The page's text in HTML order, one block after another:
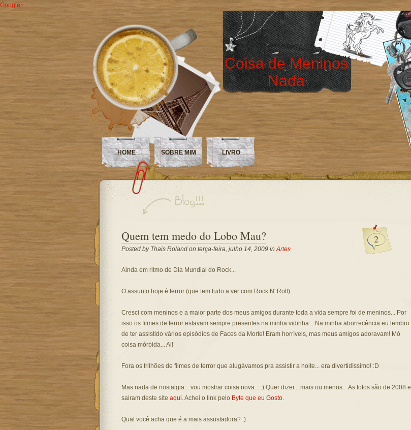
Google+
Coisa de Meninos
Nada
HOME SOBRE MIM LIVRO
2
Quem tem medo do Lobo Mau?
Posted by Thais Rolandon terça-feira, julho 14, 2009 inArtes
Ainda em ritmo de Dia Mundial do Rock...
O assunto hoje é terror (que tem tudo a ver com Rock N' Roll)...
Cresci com meninos e a maior parte dos meus amigos durante toda a vida sempre foi de meninos... Por
isso os filmes de terror estavam sempre presentes na minha vidinha... Na minha aborrecência eu lembro
de ter assistido vários episódios de Faces da Morte! Eram horríveis, mas meus amigos adoravam! Mó
coisa mórbida... Ai!
Fora os trilhões de filmes de terror que alugávamos pra assistir a noite... era divertidíssimo! :D
Mas nada de nostalgia... vou mostrar coisa nova... :) Quer dizer... mais ou menos... As fotos são de 2008 e
sairam deste site aqui. Achei o link pelo Byte que eu Gosto.
Qual você acha que é a mais assustadora? :)